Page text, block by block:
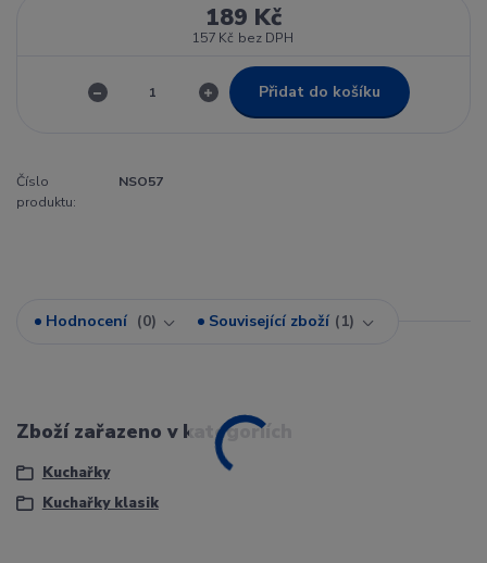
189 Kč
157 Kč bez DPH
Přidat do košíku
Číslo
produktu:
NSO57
Hodnocení 0 Související zboží 1
Zboží zařazeno v kategoriích
Kuchařky
Kuchařky klasik